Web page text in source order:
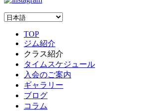
TOP
ジム紹介
クラス紹介
タイムスケジュール
入会のご案内
ギャラリー
ブログ
コラム